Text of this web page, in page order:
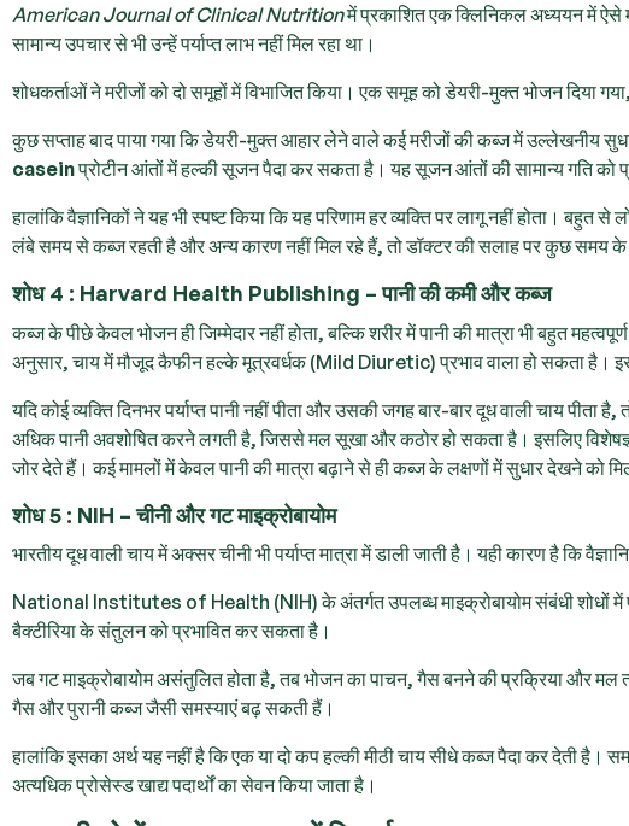
American Journal of Clinical Nutritionमें प्रकाशित एक क्लिनिकल अध्ययन में ऐसे
सामान्य उपचार से भी उन्हें पर्याप्त लाभ नहीं मिल रहा था।
शोधकर्ताओं ने मरीजों को दो समूहों में विभाजित किया। एक समूह को डेयरी-मुक्त भोजन दिया
कुछ सप्ताह बाद पाया गया कि डेयरी-मुक्त आहार लेने वाले कई मरीजों की कब्ज में उल्लेखनीय
caseinप्रोटीन आंतों में हल्की सूजन पैदा कर सकता है। यह सूजन आंतों की सामान्य गति को
हालांकि वैज्ञानिकों ने यह भी स्पष्ट किया कि यह परिणाम हर व्यक्ति पर लागू नहीं होता।
लंबे समय से कब्ज रहती है और अन्य कारण नहीं मिल रहे हैं, तो डॉक्टर की सलाह पर कुछ समय
शोध 4 : Harvard Health Publishing – पानी की कमी और कब्ज
कब्ज के पीछे केवल भोजन ही जिम्मेदार नहीं होता, बल्कि शरीर में पानी की मात्रा भी बहुत
अनुसार, चाय में मौजूद कैफीन हल्के मूत्रवर्धक (Mild Diuretic) प्रभाव वाला हो सकता है।
यदि कोई व्यक्ति दिनभर पर्याप्त पानी नहीं पीता और उसकी जगह बार-बार दूध वाली चाय
अधिक पानी अवशोषित करने लगती है, जिससे मल सूखा और कठोर हो सकता है। इसलिए
जोर देते हैं। कई मामलों में केवल पानी की मात्रा बढ़ाने से ही कब्ज के लक्षणों में सुधार देखने को
शोध 5 : NIH – चीनी और गट माइक्रोबायोम
भारतीय दूध वाली चाय में अक्सर चीनी भी पर्याप्त मात्रा में डाली जाती है। यही कारण है कि
National Institutes of Health (NIH) के अंतर्गत उपलब्ध माइक्रोबायोम संबंधी शोधों में
बैक्टीरिया के संतुलन को प्रभावित कर सकता है।
जब गट माइक्रोबायोम असंतुलित होता है, तब भोजन का पाचन, गैस बनने की प्रक्रिया और मल
गैस और पुरानी कब्ज जैसी समस्याएं बढ़ सकती हैं।
हालांकि इसका अर्थ यह नहीं है कि एक या दो कप हल्की मीठी चाय सीधे कब्ज पैदा कर देती है।
अत्यधिक प्रोसेस्ड खाद्य पदार्थों का सेवन किया जाता है।